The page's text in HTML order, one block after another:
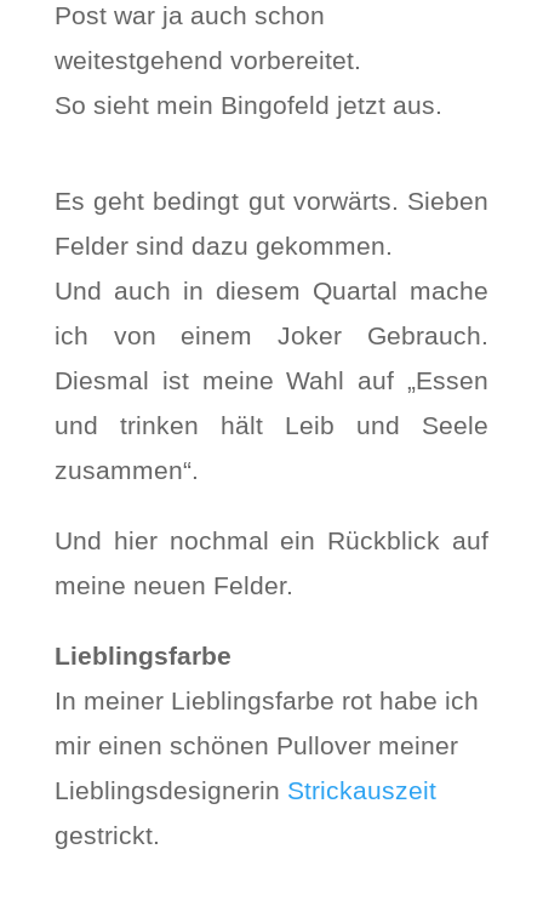
Post war ja auch schon
weitestgehend vorbereitet.
So sieht mein Bingofeld jetzt aus.
Es geht bedingt gut vorwärts. Sieben
Felder sind dazu gekommen.
Und auch in diesem Quartal mache
ich von einem Joker Gebrauch.
Diesmal ist meine Wahl auf „Essen
und trinken hält Leib und Seele
zusammen“.
Und hier nochmal ein Rückblick auf
meine neuen Felder.
Lieblingsfarbe
In meiner Lieblingsfarbe rot habe ich
mir einen schönen Pullover meiner
Lieblingsdesignerin Strickauszeit
gestrickt.